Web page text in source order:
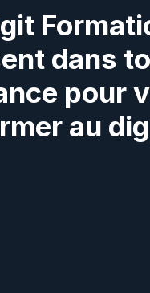
dans
pour
au